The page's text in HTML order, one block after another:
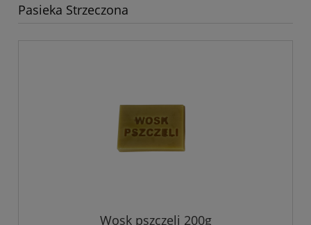
Pasieka Strzeczona
Wosk pszczeli 200g